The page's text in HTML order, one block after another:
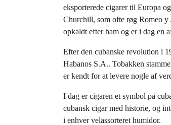
eksporterede cigarer til Europa
Churchill, som ofte røg Romeo
opkaldt efter ham og er i dag en
Efter den cubanske revolution i
Habanos S.A.. Tobakken
er kendt for at levere nogle af
I dag er cigaren et symbol på
cubansk cigar med historie, og
i enhver velassorteret humidor.